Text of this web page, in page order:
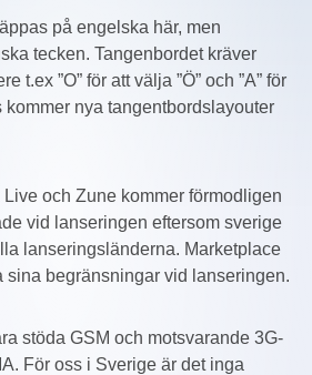
på engelska här, men
tecken. Tangenbordet kräver
t.ex ”O” för att välja ”Ö” och ”A” för
nya tangentbordslayouter
och Zune kommer förmodligen
vid lanseringen eftersom sverige
lanseringsländerna. Marketplace
sina begränsningar vid lanseringen.
stöda GSM och motsvarande 3G-
För oss i Sverige är det inga